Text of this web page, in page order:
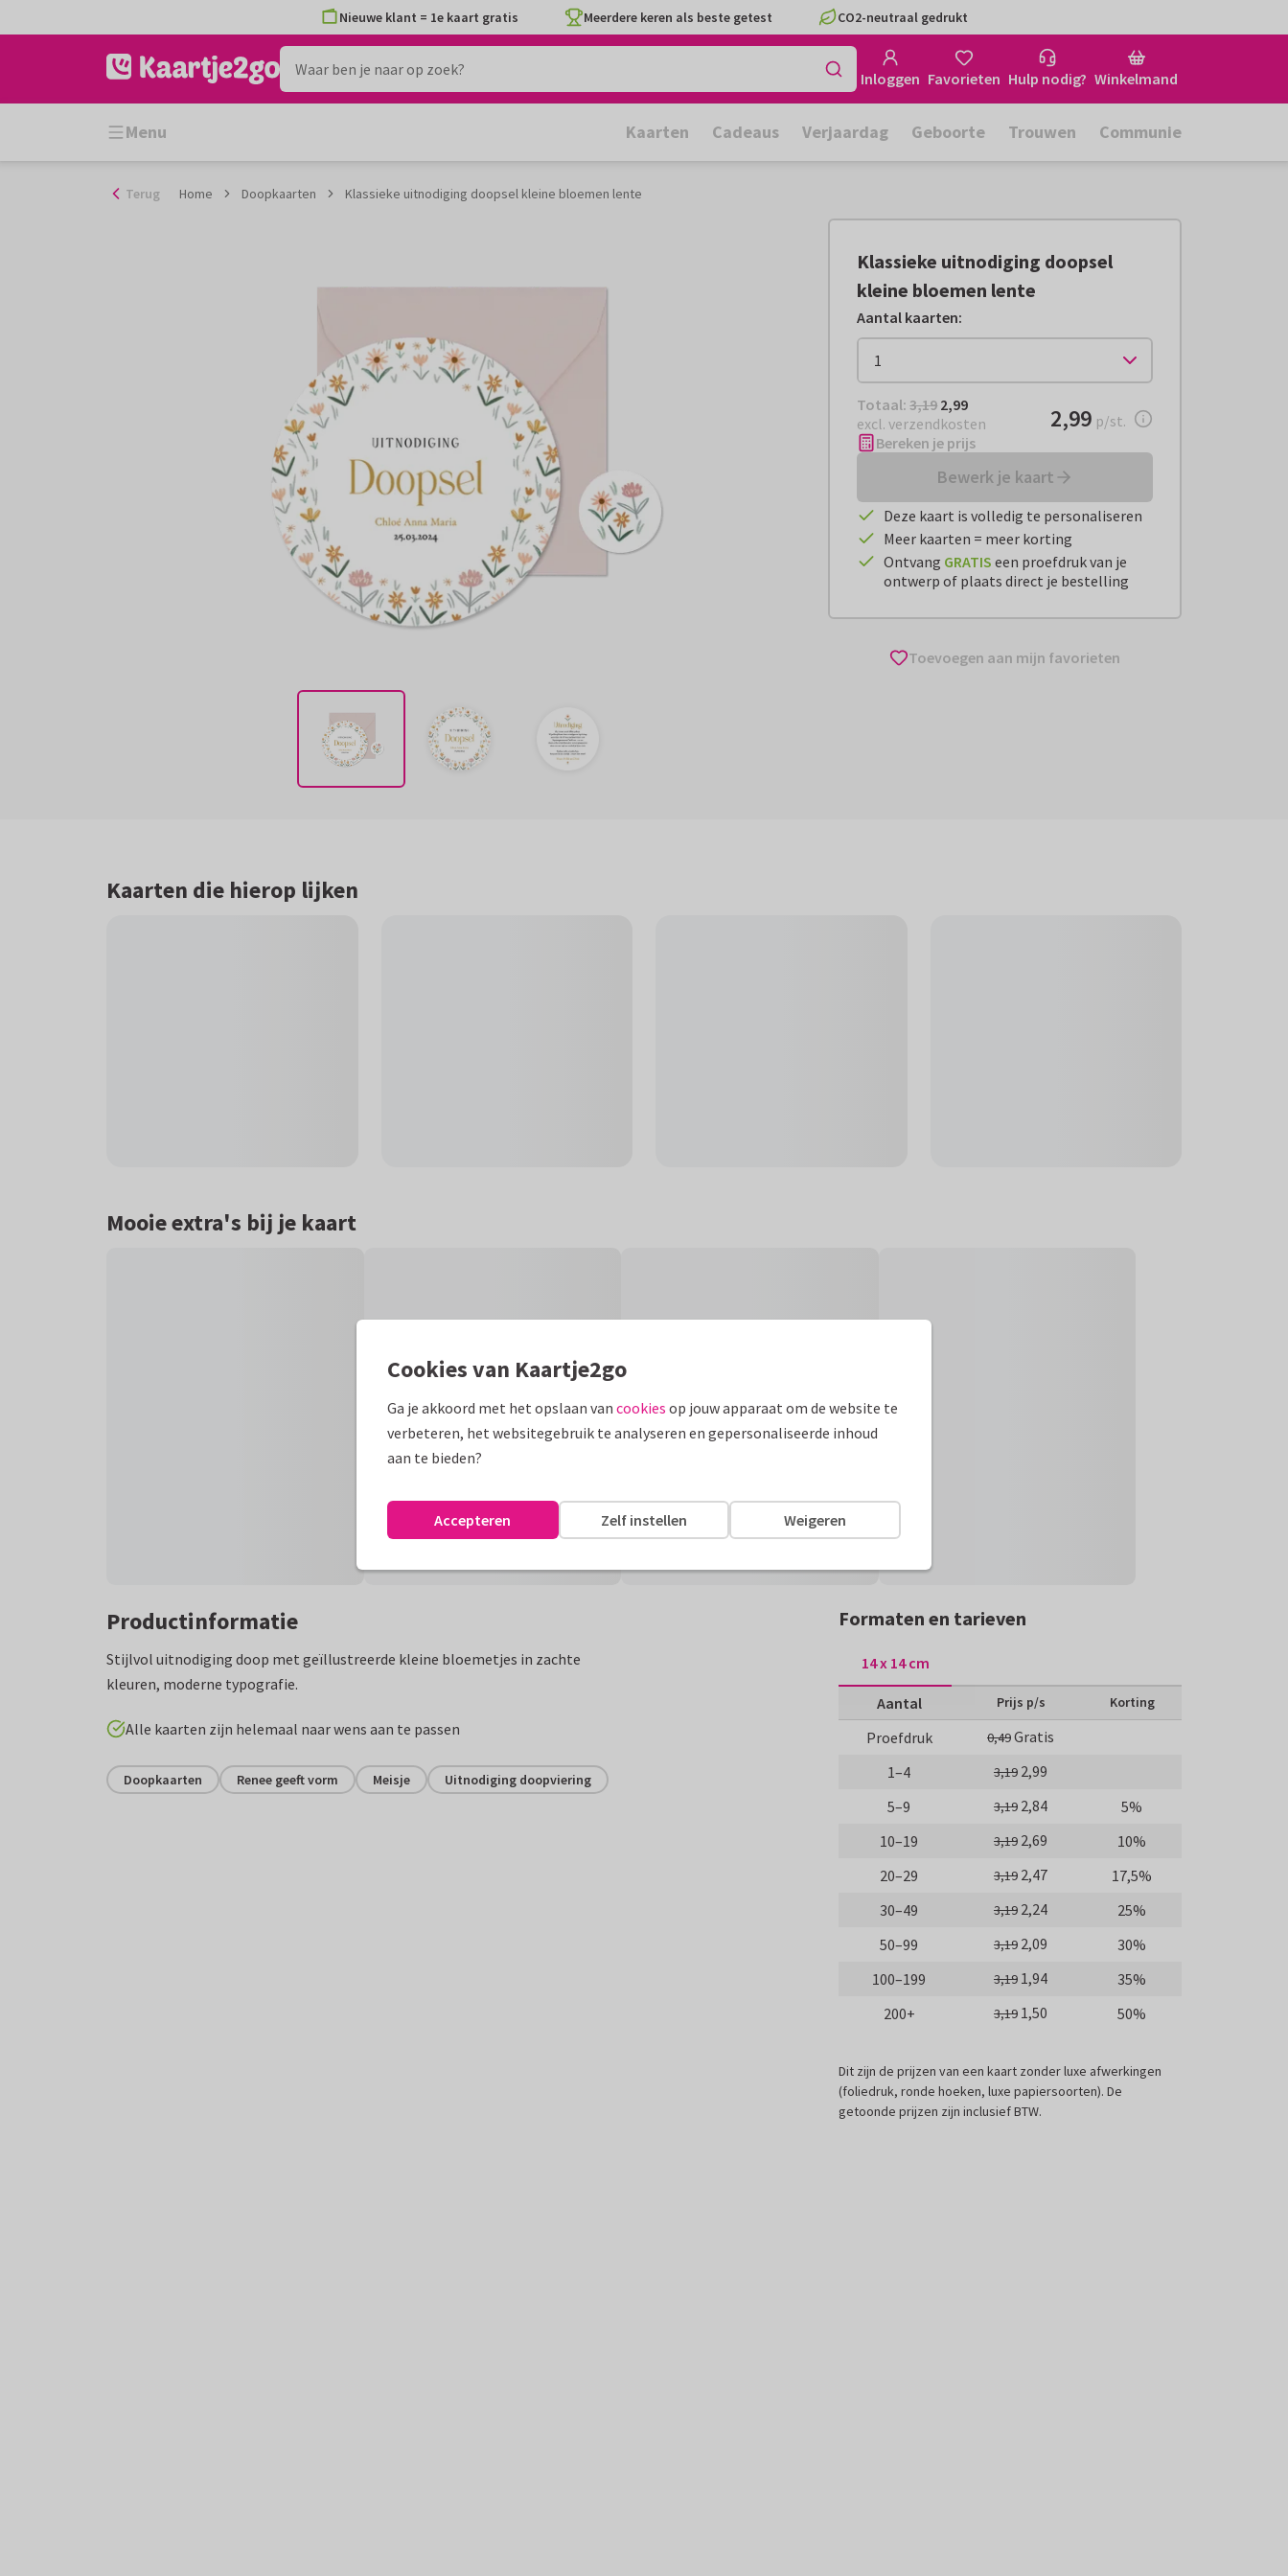
naar
Nieuwe klant = 1e kaart gratis Meerdere keren als beste getest CO2-neutraal gedrukt
Inloggen Favorieten Hulp nodig? Winkelmand
Menu Kaarten Cadeaus Verjaardag Geboorte Trouwen Communie
Terug Home Doopkaarten Klassieke uitnodiging doopsel kleine bloemen lente
Klassieke uitnodiging doopsel
kleine bloemen lente
Aantal kaarten:
Totaal: € 2,99
Totaal: 3,19 2,99
excl. verzendkosten
€ 2,99per stuk
2,99 p/st.
Bereken je prijs
Bewerk je kaart
Deze kaart is volledig te personaliseren
Meer kaarten = meer korting
Ontvang GRATIS een proefdruk van je
ontwerp of plaats direct je bestelling
Toevoegen aan mijn favorieten
Kaarten die hierop lijken
Mooie extra's bij je kaart
Productinformatie
Stijlvol uitnodiging doop met geïllustreerde kleine bloemetjes in zachte
kleuren, moderne typografie.
Alle kaarten zijn helemaal naar wens aan te passen
Doopkaarten Renee geeft vorm Meisje Uitnodiging doopviering
Formaten en tarieven
14 x 14 cm
Aantal Prijs p/s Korting
Proefdruk 0,49Gratis
1–4
3,19 2,99
5–9
3,19 2,84
5%
10–19
3,19 2,69
10%
20–29
3,19 2,47
17,5%
30–49
3,19 2,24
25%
50–99
3,19 2,09
30%
100–199
3,19 1,94
35%
200+
3,19 1,50 50%
Dit zijn de prijzen van een kaart zonder luxe afwerkingen
(foliedruk, ronde hoeken, luxe papiersoorten). De
getoonde prijzen zijn inclusief BTW.
Cookies van Kaartje2go
Ga je akkoord met het opslaan van cookies op jouw apparaat om de website te
verbeteren, het websitegebruik te analyseren en gepersonaliseerde inhoud
aan te bieden?
Weigeren
Zelf instellen
Accepteren